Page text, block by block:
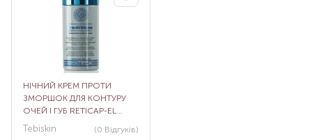
НІЧНИЙ КРЕМ ПРОТИ
ЗМОРШОК ДЛЯ КОНТУРУ
ОЧЕЙ І ГУБ RETICAP-EL
NIGHT CREAM, 15 МЛ
Tebiskin (0 Відгуків)